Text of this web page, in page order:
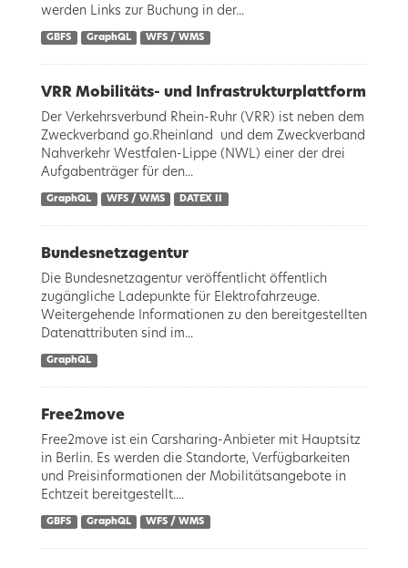
werden Links zur Buchung in der...
GBFS GraphQL WFS / WMS
VRR Mobilitäts- und Infrastrukturplattform
Der Verkehrsverbund Rhein-Ruhr (VRR) ist neben dem
Zweckverband go.Rheinland und dem Zweckverband
Nahverkehr Westfalen-Lippe (NWL) einer der drei
Aufgabenträger für den...
GraphQL WFS / WMS DATEX II
Bundesnetzagentur
Die Bundesnetzagentur veröffentlicht öffentlich
zugängliche Ladepunkte für Elektrofahrzeuge.
Weitergehende Informationen zu den bereitgestellten
Datenattributen sind im...
GraphQL
Free2move
Free2move ist ein Carsharing-Anbieter mit Hauptsitz
in Berlin. Es werden die Standorte, Verfügbarkeiten
und Preisinformationen der Mobilitätsangebote in
Echtzeit bereitgestellt....
GBFS GraphQL WFS / WMS